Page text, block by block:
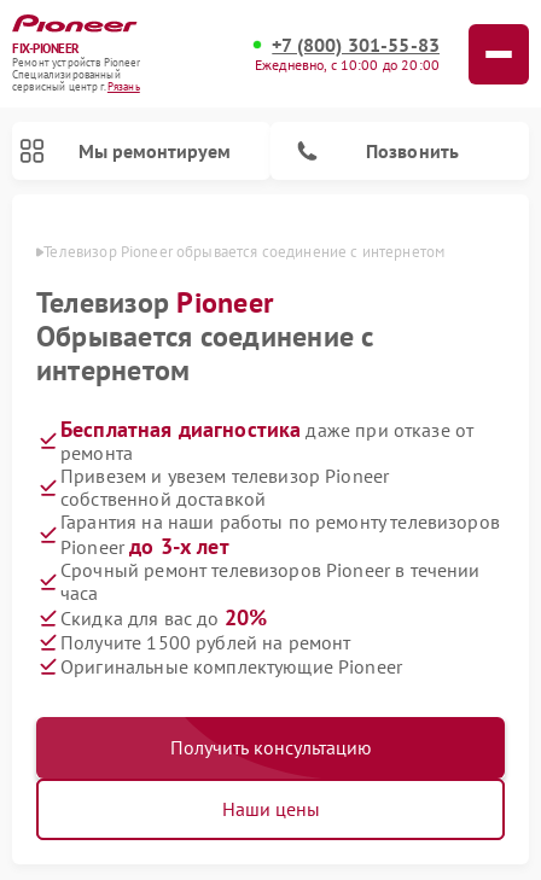
FIX-PIONEER
Ремонт устройств Pioneer
Специализированный
cервисный центр г.Рязань
+7 (800) 301-55-83
Ежедневно, с 10:00 до 20:00
Мы ремонтируем Позвонить
Телевизор Pioneer обрывается соединение с интернетом
Телевизор Pioneer
Обрывается соединение с
интернетом
Бесплатная диагностика даже при отказе от
ремонта
Привезем и увезем телевизор Pioneer
собственной доставкой
Гарантия на наши работы по ремонту телевизоров
Pioneerдо 3-х лет
Срочный ремонт телевизоров Pioneer в течении
часа
Скидка для вас до 20%
Получите 1500 рублей на ремонт
Оригинальные комплектующие Pioneer
Получить консультацию
Наши цены